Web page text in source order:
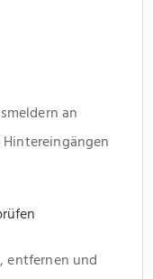
an
entfernen und